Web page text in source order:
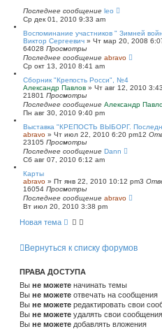
Последнее сообщение leo
Ср дек 01, 2010 9:33 am
Воспоминание участников " Зимней
Виктор Сергеевич » Чт мар 20, 2008
64028 Просмотры
Последнее сообщение abravo
Ср окт 13, 2010 8:41 am
Сборник "Крепость Росси", №4
Александр Павлов » Чт авг 12, 2010
21801 Просмотры
Последнее сообщение Александр
Пн авг 30, 2010 9:40 pm
Выставка "КРЕПОСТЬ ВЫБОРГ.
abravo » Чт июл 22, 2010 6:20 pm12
23105 Просмотры
Последнее сообщение Dann
Сб авг 07, 2010 6:12 am
Карты
abravo » Пт янв 22, 2010 10:12 pm3
16054 Просмотры
Последнее сообщение abravo
Вт июл 20, 2010 3:38 pm
Новая тема
Вернуться к списку форумов
ПРАВА ДОСТУПА
Вы не можете начинать темы
Вы не можете отвечать на сообщения
Вы не можете редактировать свои
Вы не можете удалять свои сообщения
Вы не можете добавлять вложения